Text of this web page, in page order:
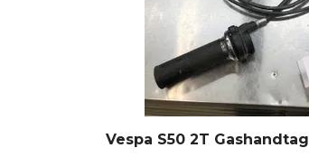
Vespa S50 2T Gashandtag